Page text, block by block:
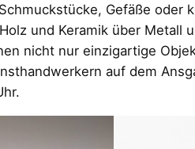
Gefäße oder
und Keramik über Metall
nicht nur einzigartige
auf dem